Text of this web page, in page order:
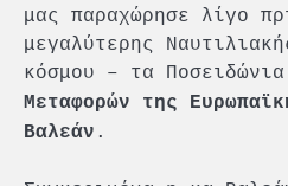
μας παραχώρησε λίγο
μεγαλύτερης
κόσμου – τα
Μεταφορών της
Βαλεάν .